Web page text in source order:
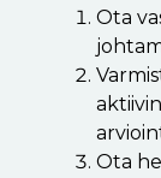
Ota
Ota